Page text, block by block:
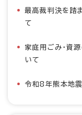
最高裁判決を踏
て
家庭用ごみ・資
いて
令和8年熊本地